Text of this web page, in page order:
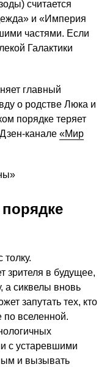
считается
и «Империя
частями. Если
Галактики
главный
о родстве Люка и
порядке теряет
канале «Мир
толку.
зрителя в будущее,
а сиквелы вновь
запутать тех, кто
по вселенной.
с устаревшими
и вызывать